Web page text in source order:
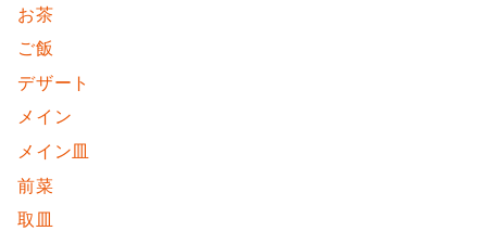
お茶
ご飯
デザート
メイン
メイン皿
前菜
取皿